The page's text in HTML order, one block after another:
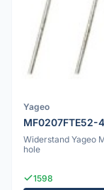
Yageo
MF0207FTE52-
Widerstand Yageo
hole
1598